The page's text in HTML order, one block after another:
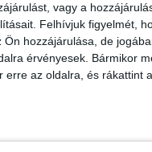
vagy a
Felhívjuk figyelmét,
hozzájárulása, de
érvényesek. Bármikor
az oldalra, és rákattint